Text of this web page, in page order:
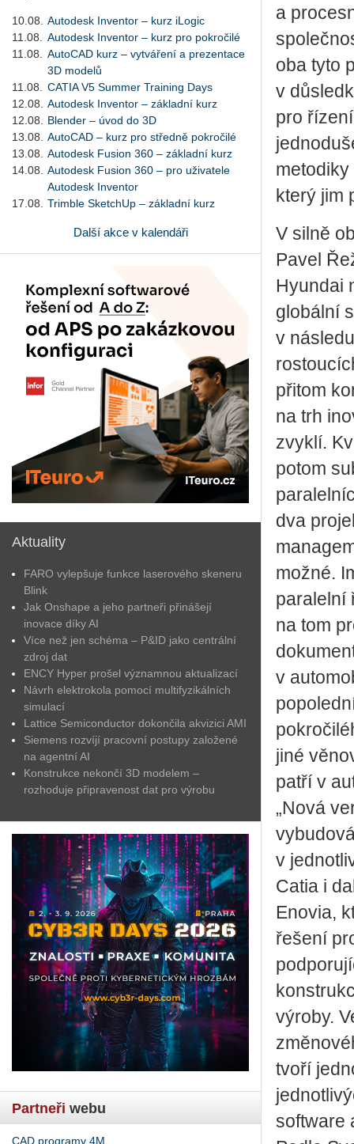
10.08.
Autodesk Inventor – kurz iLogic
11.08.
Autodesk Inventor – kurz pro pokročilé
11.08.
AutoCAD kurz – vytváření a prezentace
3D modelů
11.08.
CATIA V5 Summer Training Days
12.08.
Autodesk Inventor – základní kurz
12.08.
Blender – úvod do 3D
13.08.
AutoCAD – kurz pro středně pokročilé
13.08.
Autodesk Fusion 360 – základní kurz
14.08.
Autodesk Fusion 360 – pro uživatele
Autodesk Inventor
17.08.
Trimble SketchUp – základní kurz
Další akce v kalendáři
Aktuality
FARO vylepšuje funkce laserového skeneru
Blink
Jak Onshape a jeho partneři přinášejí
inovace díky AI
Více než jen schéma – P&ID jako centrální
zdroj dat
ENCY Hyper prošel významnou aktualizací
Návrh elektrokola pomocí multifyzikálních
simulací
Lattice Semiconductor dokončila akvizici AMI
Siemens rozvíjí pracovní postupy založené
na agentní AI
Konstrukce nekončí 3D modelem –
rozhoduje připravenost dat pro výrobu
Partneři webu
CAD programy 4M
a
oba tyto
v
pro
který jim
V silně
Pavel
Hyundai
globální
v
přitom
na trh
zvyklí.
potom
dva
možné.
paralelní
na tom
v
jiné
patří v
„Nová
v
Catia i
Enovia,
řešení
výroby.
tvoří
software